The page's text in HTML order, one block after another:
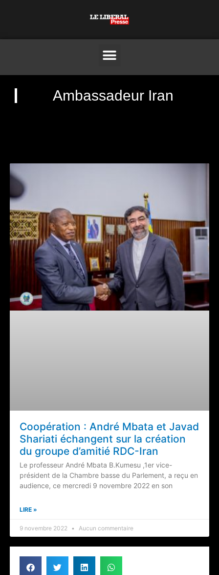
Ambassadeur Iran
Coopération : André Mbata et Javad
Shariati échangent sur la création
du groupe d’amitié RDC-Iran
Le professeur André Mbata B.Kumesu ,1er vice-
président de la Chambre basse du Parlement, a reçu en
audience, ce mercredi 9 novembre 2022 en son
LIRE »
9 novembre 2022 Aucun commentaire